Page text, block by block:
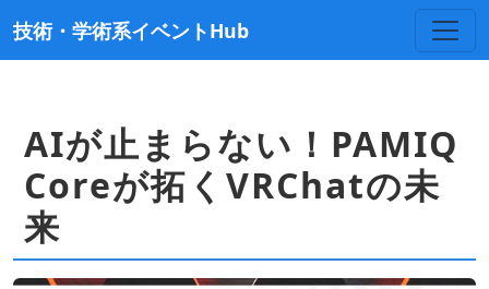
技術・学術系イベントHub
AIが止まらない！PAMIQ
Coreが拓くVRChatの未
来